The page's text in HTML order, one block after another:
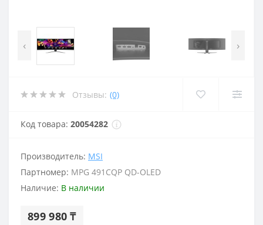
‹ ›
Отзывы: (0)
Код товара: 20054282
Производитель: MSI
Партномер: MPG 491CQP QD-OLED
Наличие: В наличии
899 980 ₸